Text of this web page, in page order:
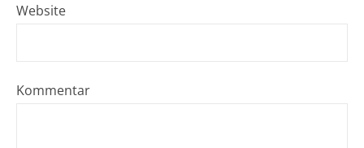
Website
Kommentar